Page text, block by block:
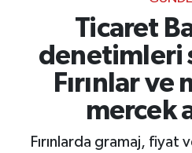
Ticaret
denetimleri
Fırınlar
mercek
Fırınlarda gramaj,
Borsa Haberleri
İş Dünyası
Lojistik
Otovitrin
Süper Lig Puan Durumu
Tüm Manşetler
Son Dakika Haberleri
Haber Arşivi